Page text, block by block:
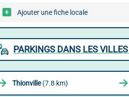
Ajouter une fiche locale
PARKINGS DANS LES
Thionville(7.8 km)